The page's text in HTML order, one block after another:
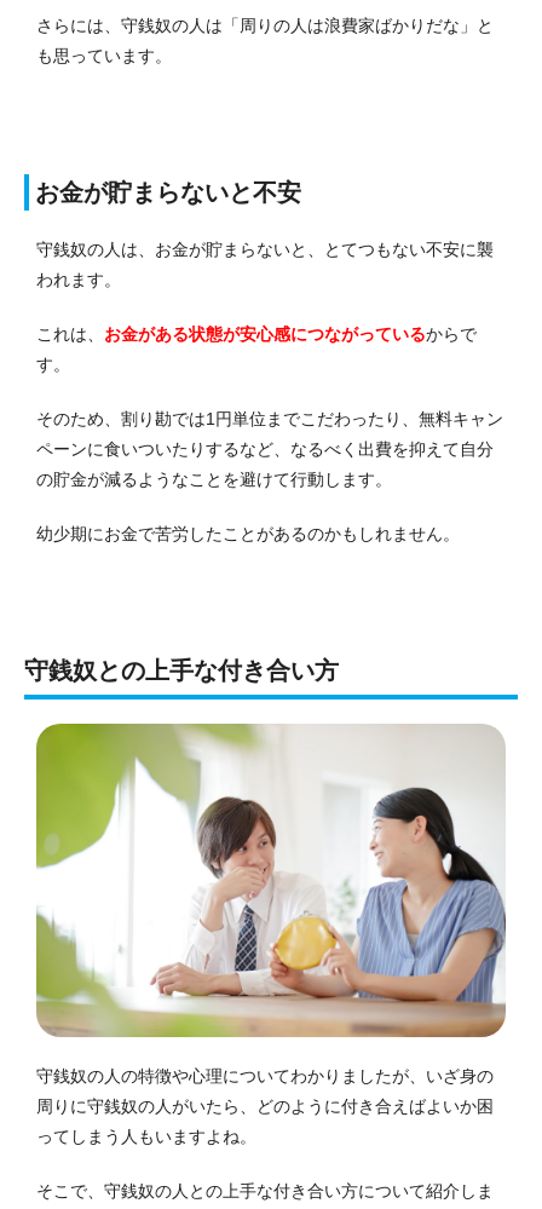
さらには、守銭奴の人は「周りの人は浪費家ばかりだな」と
も思っています。
お金が貯まらないと不安
守銭奴の人は、お金が貯まらないと、とてつもない不安に襲
われます。
これは、 お金がある状態が安心感につながっているからで
す。
そのため、割り勘では1円単位までこだわったり、無料キャン
ペーンに食いついたりするなど、なるべく出費を抑えて自分
の貯金が減るようなことを避けて行動します。
幼少期にお金で苦労したことがあるのかもしれません。
守銭奴との上手な付き合い方
守銭奴の人の特徴や心理についてわかりましたが、いざ身の
周りに守銭奴の人がいたら、どのように付き合えばよいか困
ってしまう人もいますよね。
そこで、守銭奴の人との上手な付き合い方について紹介しま